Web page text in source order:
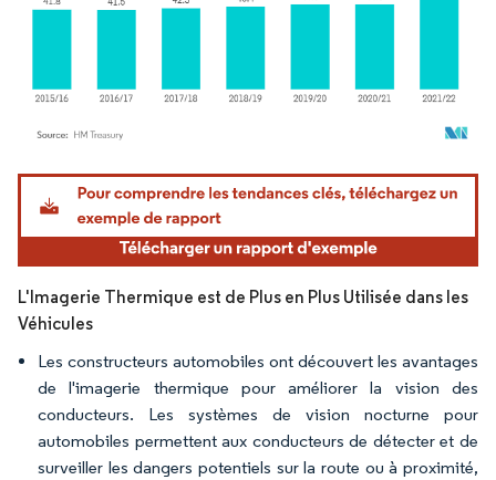
Image © Mordor Intelligence. La réutilisation nécessite une attribution sous CC BY
L'Imagerie Thermique est de Plus en Plus Utilisée dans les
Véhicules
Les constructeurs automobiles ont découvert les avantages
de l'imagerie thermique pour améliorer la vision des
conducteurs. Les systèmes de vision nocturne pour
automobiles permettent aux conducteurs de détecter et de
surveiller les dangers potentiels sur la route ou à proximité,